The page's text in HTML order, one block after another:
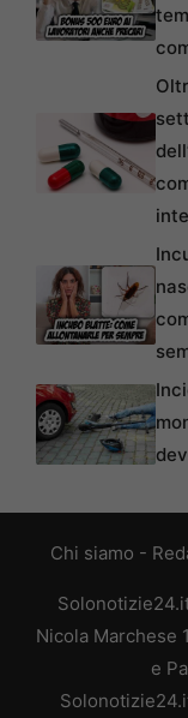
Chi siamo -
Nicola Marchese
e